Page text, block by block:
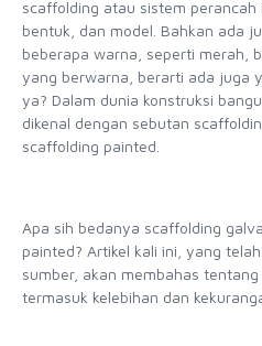
scaffolding atau sistem perancah
bentuk, dan model. Bahkan ada
beberapa warna, seperti merah,
yang berwarna, berarti ada juga
ya? Dalam dunia konstruksi
dikenal dengan sebutan
scaffolding painted.
Apa sih bedanya scaffolding
painted? Artikel kali ini, yang
sumber, akan membahas
termasuk kelebihan dan